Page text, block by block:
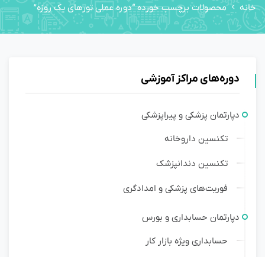
خانه محصولات برچسب خورده “دوره عملی تورهای یک روزه”
دوره‌های مراکز آموزشی
دپارتمان پزشکی و پیراپزشکی
تکنسین داروخانه
تکنسین دندانپزشک
فوریت‌های پزشکی و امدادگری
دپارتمان حسابداری و بورس
حسابداری ویژه بازار کار